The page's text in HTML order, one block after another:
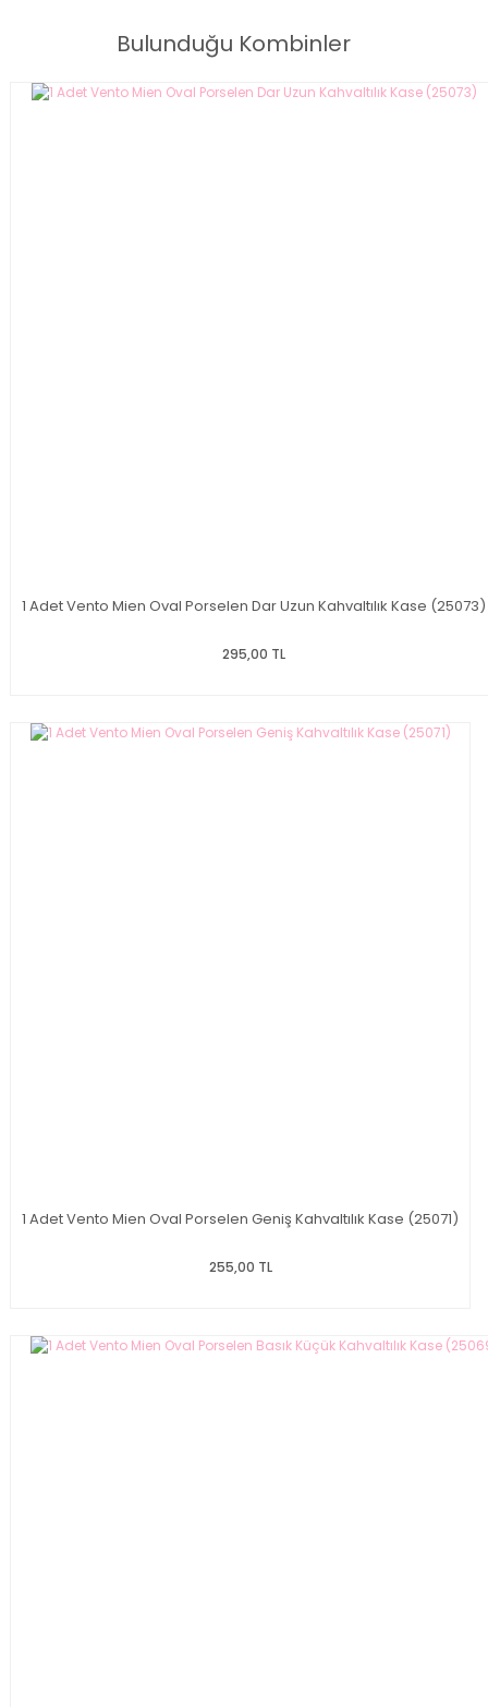
Bulunduğu Kombinler
1 Adet Vento Mien Oval Porselen Dar Uzun Kahvaltılık Kase (25073)
295,00 TL
1 Adet Vento Mien Oval Porselen Geniş Kahvaltılık Kase (25071)
255,00 TL